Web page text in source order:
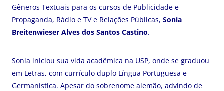
Gêneros Textuais para os cursos de Publicidade e
Propaganda, Rádio e TV e Relações Públicas, Sonia
Breitenwieser Alves dos Santos Castino.
Sonia iniciou sua vida acadêmica na USP, onde se graduou
em Letras, com currículo duplo Língua Portuguesa e
Germanística. Apesar do sobrenome alemão, advindo de